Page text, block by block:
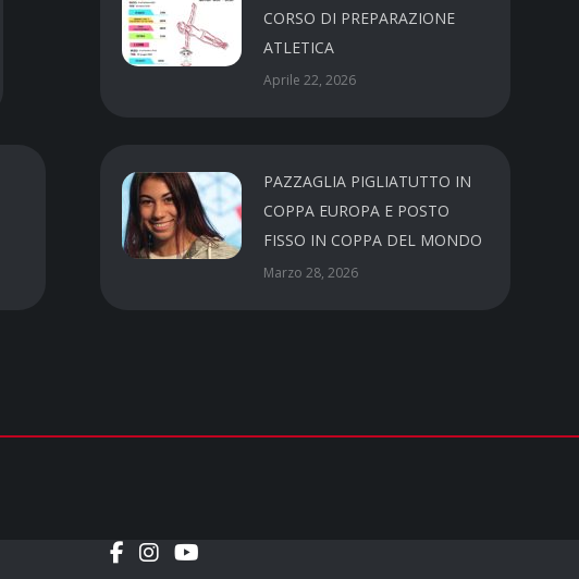
CORSO DI PREPARAZIONE
ATLETICA
Aprile 22, 2026
PAZZAGLIA PIGLIATUTTO IN
COPPA EUROPA E POSTO
FISSO IN COPPA DEL MONDO
Marzo 28, 2026